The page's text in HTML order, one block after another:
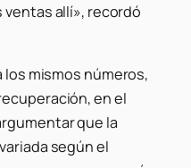
ventas allí», recordó
los mismos números,
en el
que la
según el